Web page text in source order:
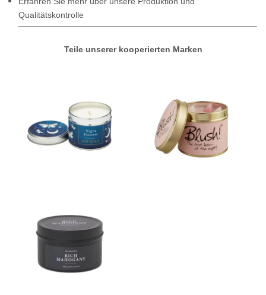
Qualitätskontrolle
Teile unserer kooperierten Marken